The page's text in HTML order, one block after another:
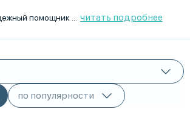
читать подробнее